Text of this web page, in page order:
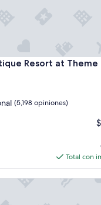
Resort at Theme
Resort at Theme
(5,198 opiniones)
Total con